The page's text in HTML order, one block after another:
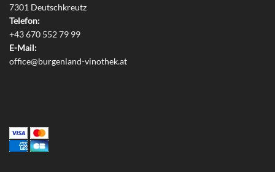
7301 Deutschkreutz
Telefon:
+43 670 552 79 99
E-Mail:
office@burgenland-vinothek.at